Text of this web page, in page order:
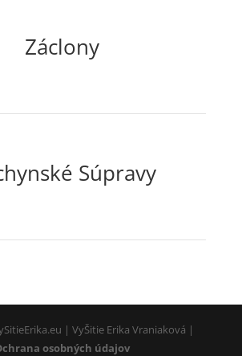
Záclony
Súpravy
| VyŠitie Erika Vraniaková |
osobných údajov